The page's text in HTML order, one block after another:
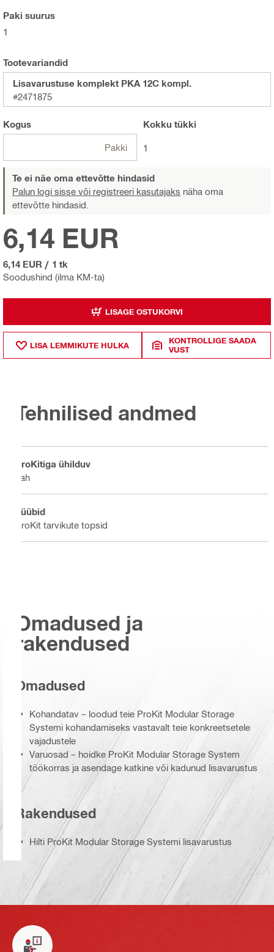
Paki suurus
1
Tootevariandid
Lisavarustuse komplekt PKA 12C kompl.
#2471875
Kogus
Pakki
Kokku tükki
1
Te ei näe oma ettevõtte hindasid
Palun logi sisse või registreeri kasutajaks näha oma
ettevõtte hindasid.
Soodushind (ilma KM-ta)
6,14 EUR
6,14 EUR / 1 tk
LISAGE OSTUKORVI
LISA LEMMIKUTE HULKA
KONTROLLIGE SAADA
VUST
Tehnilised andmed
ProKitiga ühilduv
Jah
Tüübid
ProKit tarvikute topsid
Omadused ja
rakendused
Omadused
Kohandatav – loodud teie ProKit Modular Storage
Systemi kohandamiseks vastavalt teie konkreetsetele
vajadustele
Varuosad – hoidke ProKit Modular Storage System
töökorras ja asendage katkine või kadunud lisavarustus
Rakendused
Hilti ProKit Modular Storage Systemi lisavarustus